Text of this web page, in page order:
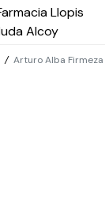
/ Arturo Alba